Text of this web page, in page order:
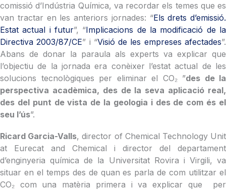
comissió d’Indústria Química, va recordar els temes que es
van tractar en les anteriors jornades: “Els drets d’emissió.
Estat actual i futur”, “Implicacions de la modificació de la
Directiva 2003/87/CE” i “Visió de les empreses afectades”.
Abans de donar la paraula als experts va explicar que
l’objectiu de la jornada era conèixer l’estat actual de les
solucions tecnològiques per eliminar el CO₂ ”des de la
perspectiva acadèmica, des de la seva aplicació real,
des del punt de vista de la geologia i des de com és el
seu l’ús”.
Ricard Garcia-Valls, director of Chemical Technology Unit
at Eurecat and Chemical i director del departament
d’enginyeria química de la Universitat Rovira i Virgili, va
situar en el temps des de quan es parla de com utilitzar el
CO₂ com una matèria primera i va explicar que per